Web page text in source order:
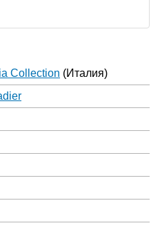
Collection (Италия)